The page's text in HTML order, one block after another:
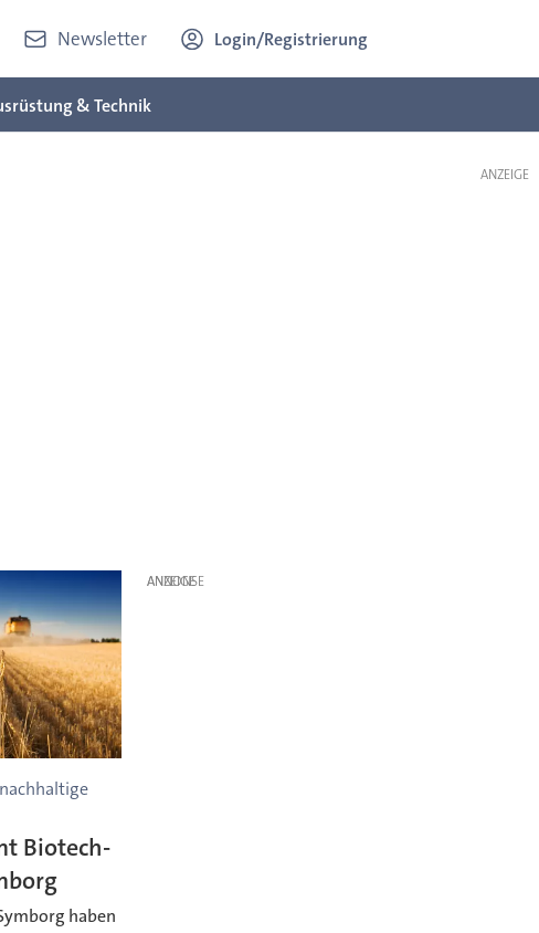
Newsletter Login/Registrierung
& Technik
Biotech-
haben
ANZEIGE
ANZEIGE